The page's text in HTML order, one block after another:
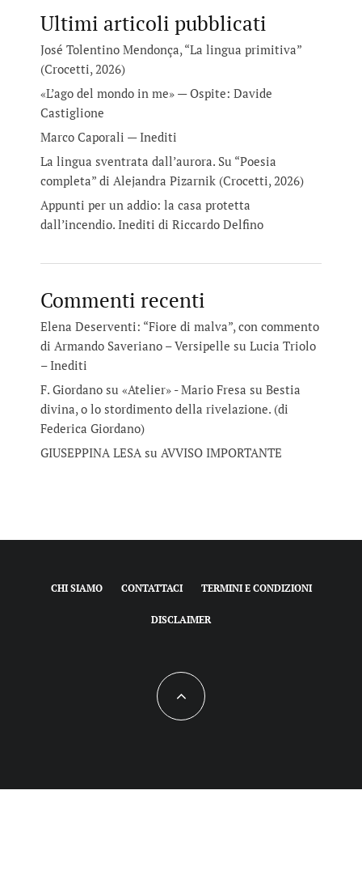
Ultimi articoli pubblicati
José Tolentino Mendonça, “La lingua primitiva”
(Crocetti, 2026)
«L’ago del mondo in me» — Ospite: Davide
Castiglione
Marco Caporali — Inediti
La lingua sventrata dall’aurora. Su “Poesia
completa” di Alejandra Pizarnik (Crocetti, 2026)
Appunti per un addio: la casa protetta
dall’incendio. Inediti di Riccardo Delfino
Commenti recenti
Elena Deserventi: “Fiore di malva”, con commento
di Armando Saveriano – Versipelle su Lucia Triolo
– Inediti
F. Giordano su «Atelier» - Mario Fresa su Bestia
divina, o lo stordimento della rivelazione. (di
Federica Giordano)
GIUSEPPINA LESAsu AVVISO IMPORTANTE
CHI SIAMO CONTATTACI TERMINI E CONDIZIONI
DISCLAIMER